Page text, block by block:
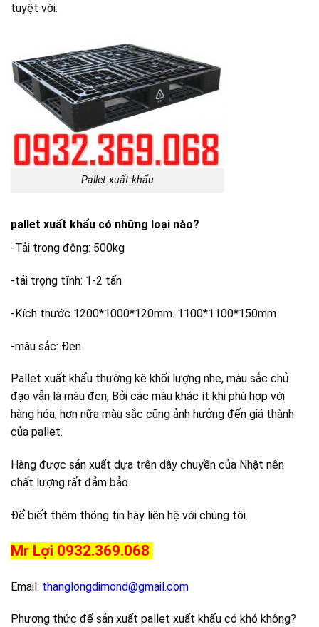
tuyệt vời.
Pallet xuất khẩu
pallet xuất khẩu có những loại nào?
-Tải trọng động: 500kg
-tải trọng tĩnh: 1-2 tấn
-Kích thước 1200*1000*120mm. 1100*1100*150mm
-màu sắc: Đen
Pallet xuất khẩu thường kê khối lượng nhe, màu sắc chủ
đạo vẫn là màu đen, Bởi các màu khác ít khi phù hợp với
hàng hóa, hơn nữa màu sắc cũng ảnh hưởng đến giá thành
của pallet.
Hàng được sản xuất dựa trên dây chuyền của Nhật nên
chất lượng rất đảm bảo.
Để biết thêm thông tin hãy liên hệ với chúng tôi.
Mr Lợi 0932.369.068
Email: thanglongdimond@gmail.com
Phương thức để sản xuất pallet xuất khẩu có khó không?